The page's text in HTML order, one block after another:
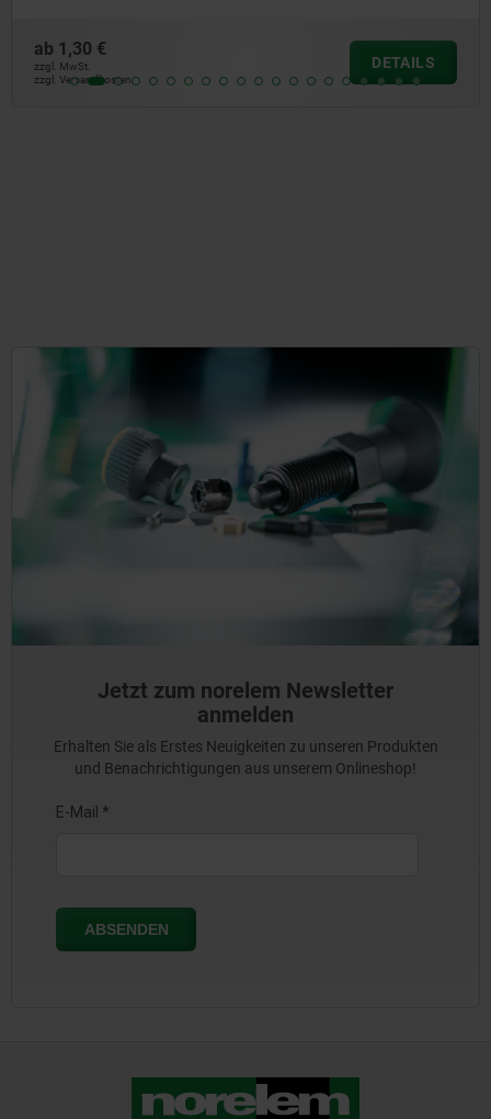
ab0,99 €
zzgl. MwSt.
zzgl. Versandkosten
DETAILS
Jetzt zum norelem Newsletter
anmelden
Erhalten Sie als Erstes Neuigkeiten zu unseren Produkten
und Benachrichtigungen aus unserem Onlineshop!